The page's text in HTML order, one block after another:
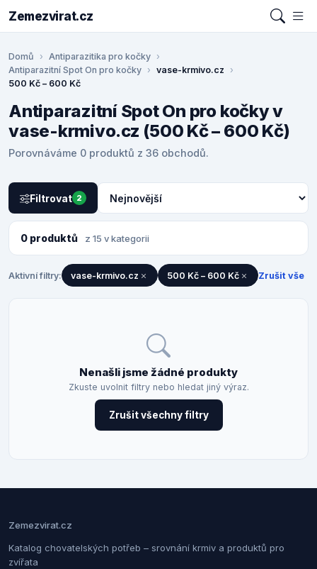
Zemezvirat.cz
Domů
Antiparazitika pro kočky
Antiparazitní Spot On pro kočky
vase-krmivo.cz
500 Kč – 600 Kč
Antiparazitní Spot On pro kočky v
vase-krmivo.cz (500 Kč – 600 Kč)
Porovnáváme 0 produktů z 36 obchodů.
Filtrovat 2
0 produktů z 15 v kategorii
Aktivní filtry: vase-krmivo.cz 500 Kč – 600 Kč Zrušit vše
Nenašli jsme žádné produkty
Zkuste uvolnit filtry nebo hledat jiný výraz.
Zrušit všechny filtry
Zemezvirat.cz
Katalog chovatelských potřeb – srovnání krmiv a produktů pro
zvířata